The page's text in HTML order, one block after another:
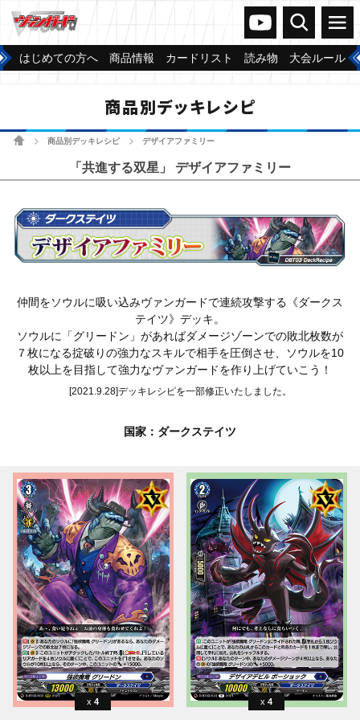
ヴァンガードch
検索 メニュー
はじめての方へ 商品情報 カードリスト 読み物 大会ルール
商品別デッキレシピ
ホーム商品別デッキレシピ デザイアファミリー
「共進する双星」 デザイアファミリー
仲間をソウルに吸い込みヴァンガードで連続攻撃する《ダークス
テイツ》デッキ。
ソウルに「グリードン」があればダメージゾーンでの敗北枚数が
７枚になる掟破りの強力なスキルで相手を圧倒させ、ソウルを10
枚以上を目指して強力なヴァンガードを作り上げていこう！
[2021.9.28]デッキレシピを一部修正いたしました。
国家：ダークステイツ
4 4